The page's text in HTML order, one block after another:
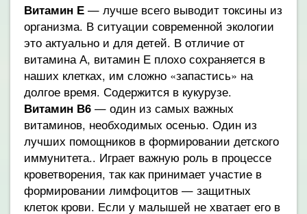
Витамин Е — лучше всего выводит токсины из
организма. В ситуации современной экологии
это актуально и для детей. В отличие от
витамина А, витамин Е плохо сохраняется в
наших клетках, им сложно «запастись» на
долгое время. Содержится в кукурузе.
Витамин В6 — один из самых важных
витаминов, необходимых осенью. Один из
лучших помощников в формировании детского
иммунитета.. Играет важную роль в процессе
кроветворения, так как принимает участие в
формировании лимфоцитов — защитных
клеток крови. Если у малышей не хватает его в